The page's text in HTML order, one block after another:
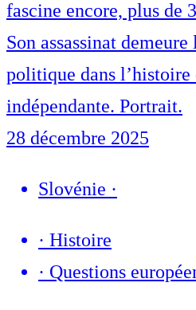
fascine encore, plus de
Son assassinat
politique dans l’histoire
indépendante. Portrait.
28 décembre 2025
Slovénie ·
· Histoire
· Questions